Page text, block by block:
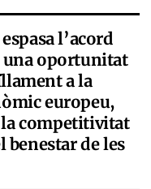
l’acord
una oportunitat
a la
europeu,
competitivitat
benestar de les